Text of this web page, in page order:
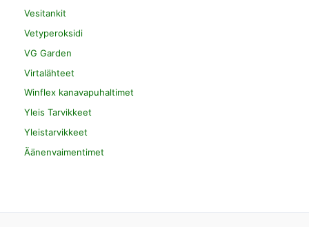
Vesitankit
Vetyperoksidi
VG Garden
Virtalähteet
Winflex kanavapuhaltimet
Yleis Tarvikkeet
Yleistarvikkeet
Äänenvaimentimet